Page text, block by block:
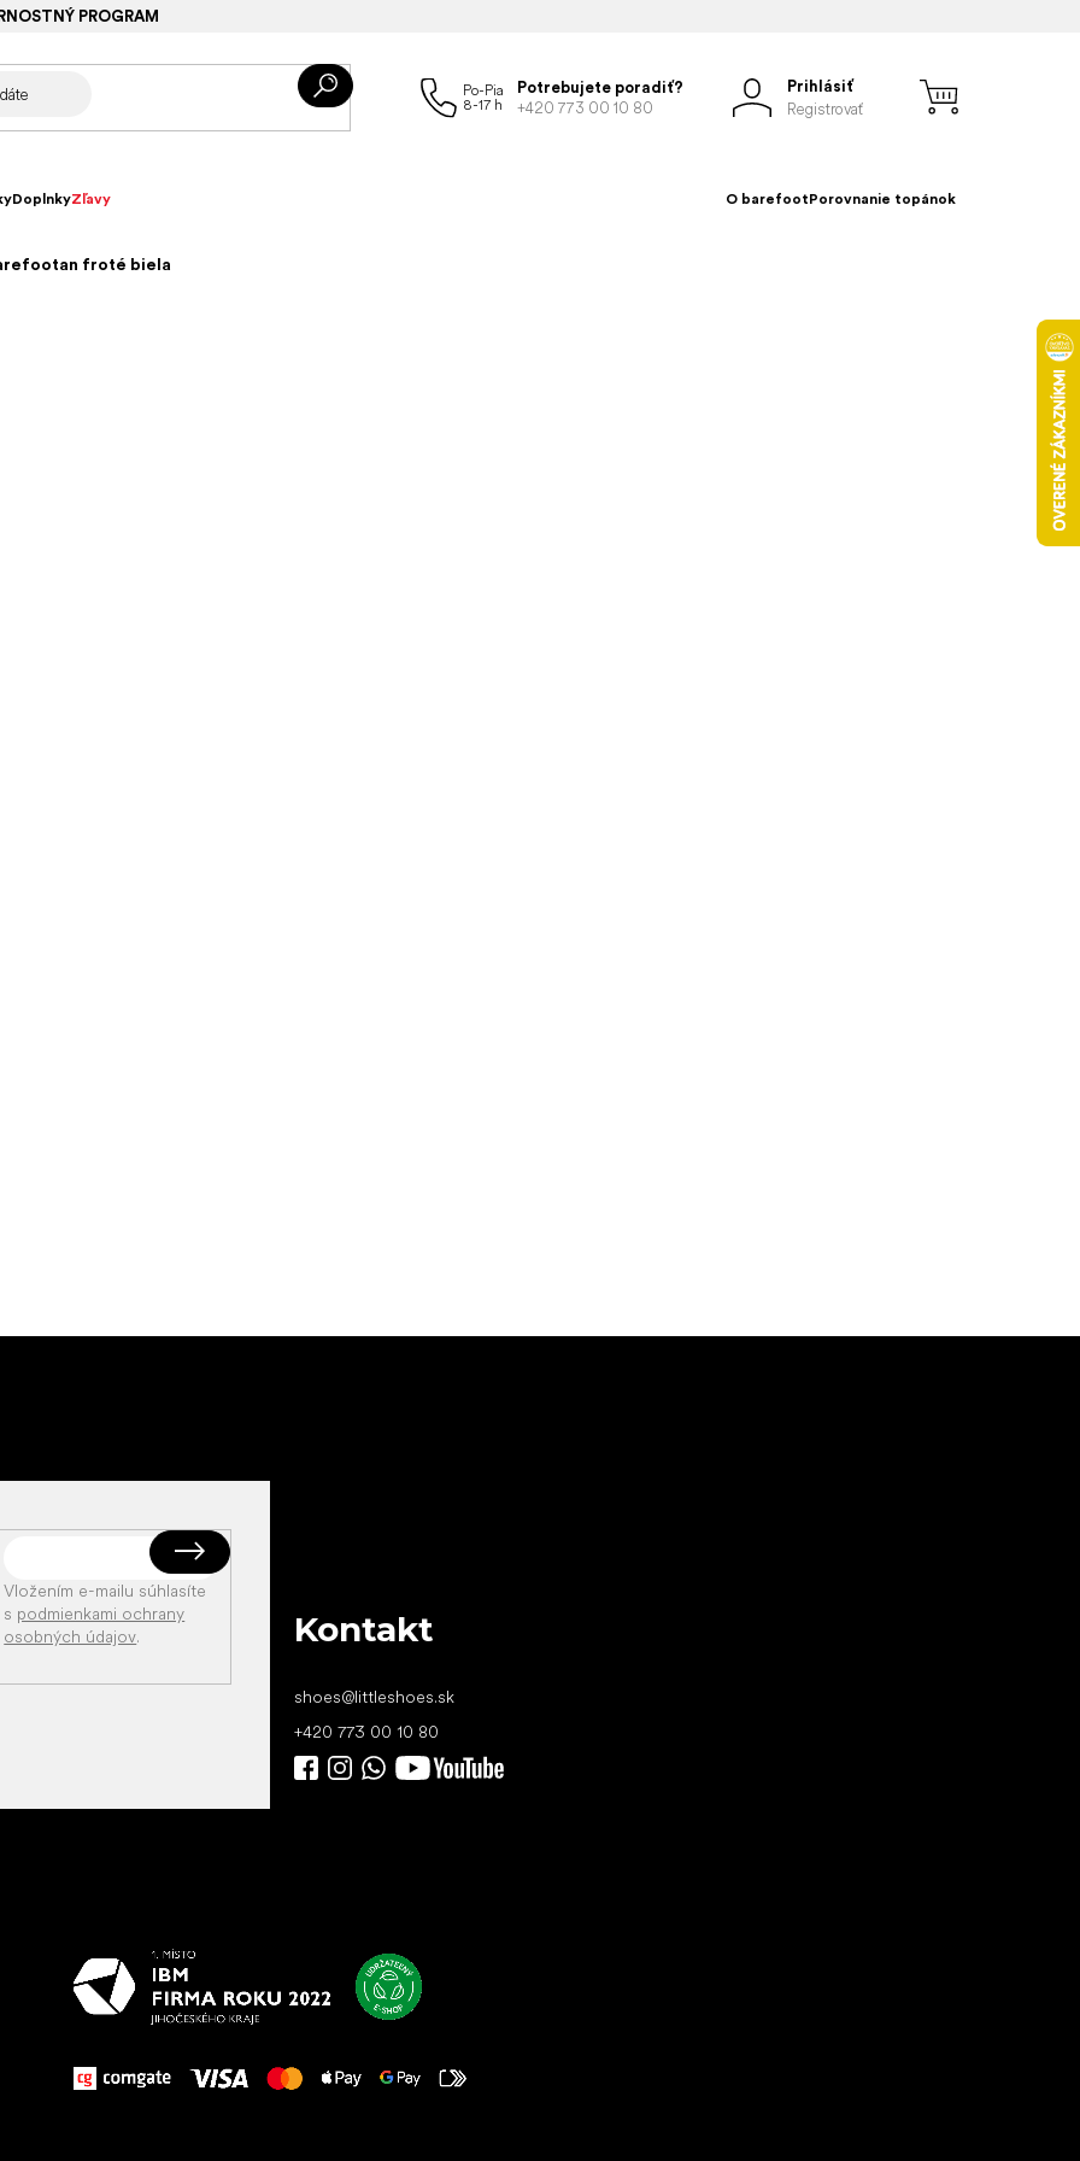
PROGRAM
Potrebujete poradiť?
+420 773 00 10 80
Prihlásiť
Registrovať
DoplnkyZľavy O barefootPorovnanie topánok
froté biela
Vložením e-mailu súhlasíte
s podmienkami ochrany
osobných údajov. Kontakt
shoes@littleshoes.sk
+420 773 00 10 80